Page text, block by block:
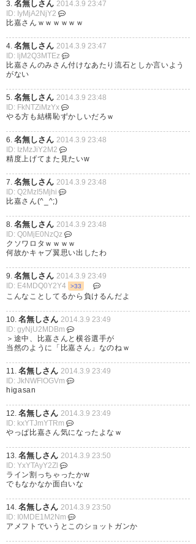
3. 名無しさん 2014.3.9 23:47
ID: IyMjA2NjY2
比嘉さんｗｗｗｗｗｗ
4. 名無しさん 2014.3.9 23:47
ID: ljM2Q3MTEz
比嘉さんのみさん付けなあたり流石としか言いよう
がない
5. 名無しさん 2014.3.9 23:48
ID: FkNTZiMzYx
やる方も結構恥ずかしいだろｗ
6. 名無しさん 2014.3.9 23:48
ID: IzMzJiY2M2
精度上げてまた見たいw
7. 名無しさん 2014.3.9 23:48
ID: Q2MzI5Mjhi
比嘉さん(^_^;)
8. 名無しさん 2014.3.9 23:48
ID: Q0MjE0NzQz
クソワロタｗｗｗｗ
何故かキャプ翼思い出したわ
9. 名無しさん 2014.3.9 23:49
ID: E4MDQ0Y2Y4
>33
こんなことしてるから負けるんだよ
10. 名無しさん 2014.3.9 23:49
ID: gyNjU2MDBm
＞途中、比嘉さんと横谷選手が
当然のように「比嘉さん」なのねｗ
11. 名無しさん 2014.3.9 23:49
ID: JkNWFlOGVm
higasan
12. 名無しさん 2014.3.9 23:49
ID: kxYTJmYTRm
やっぱ比嘉さん気になったよなｗ
13. 名無しさん 2014.3.9 23:50
ID: YxYTAyY2Zl
ライン割っちゃったかw
でもなかなか面白いな
14. 名無しさん 2014.3.9 23:50
ID: I0MDE1M2Nm
アメフトでいうとこのショットガンか